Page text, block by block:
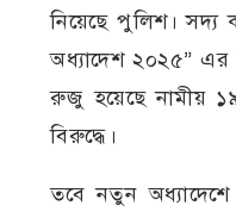
নিয়েছে পুলিশ। সদ্য
অধ্যাদেশ ২০২৫”
রুজু হয়েছে নামীয়
বিরুদ্ধে।
তবে নতুন অধ্যাদেশে